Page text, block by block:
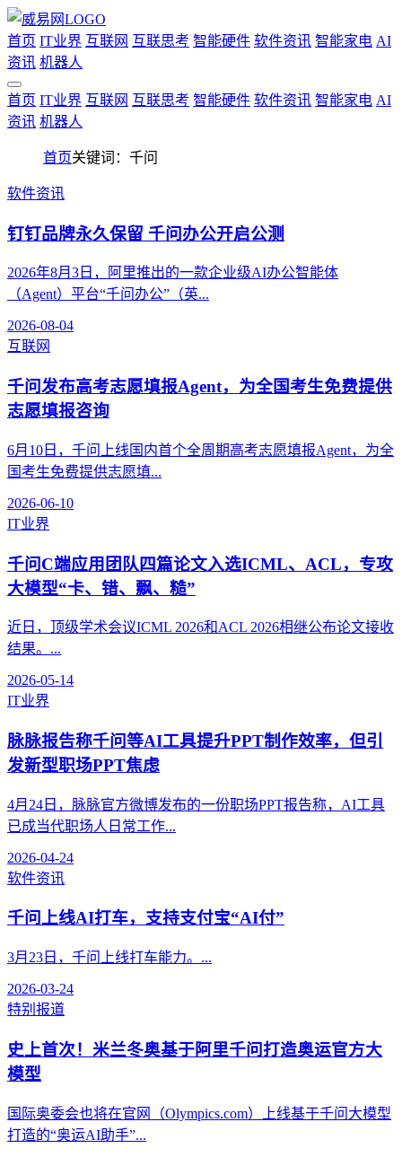
首页 IT业界 互联网 互联思考 智能硬件 软件资讯 智能家电 AI
资讯 机器人
首页 IT业界 互联网 互联思考 智能硬件 软件资讯 智能家电 AI
资讯 机器人
首页关键词：千问
软件资讯
钉钉品牌永久保留 千问办公开启公测
2026年8月3日，阿里推出的一款企业级AI办公智能体
（Agent）平台“千问办公”（英...
2026-08-04
互联网
千问发布高考志愿填报Agent，为全国考生免费提供
志愿填报咨询
6月10日，千问上线国内首个全周期高考志愿填报Agent，为全
国考生免费提供志愿填...
2026-06-10
IT业界
千问C端应用团队四篇论文入选ICML、ACL，专攻
大模型“卡、错、飘、糙”
近日，顶级学术会议ICML 2026和ACL 2026相继公布论文接收
结果。...
2026-05-14
IT业界
脉脉报告称千问等AI工具提升PPT制作效率，但引
发新型职场PPT焦虑
4月24日，脉脉官方微博发布的一份职场PPT报告称，AI工具
已成当代职场人日常工作...
2026-04-24
软件资讯
千问上线AI打车，支持支付宝“AI付”
3月23日，千问上线打车能力。...
2026-03-24
特别报道
史上首次！米兰冬奥基于阿里千问打造奥运官方大
模型
国际奥委会也将在官网（Olympics.com）上线基于千问大模型
打造的“奥运AI助手”...